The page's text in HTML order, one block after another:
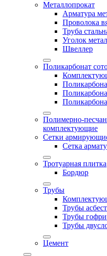
Металлопрокат
Арматура
Проволока
Труба
Уголок
Швеллер
Поликарбонат
Полимерно-
комплектующие
Сетки
Сетка
Тротуарная плитка
Бордюр
Трубы
Трубы
Трубы
Трубы
Цемент